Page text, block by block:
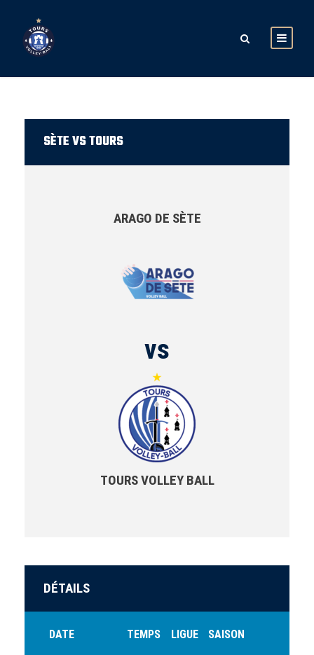
SÈTE VS TOURS
ARAGO DE SÈTE
vs
TOURS VOLLEY BALL
DÉTAILS
DATE TEMPS LIGUE SAISON